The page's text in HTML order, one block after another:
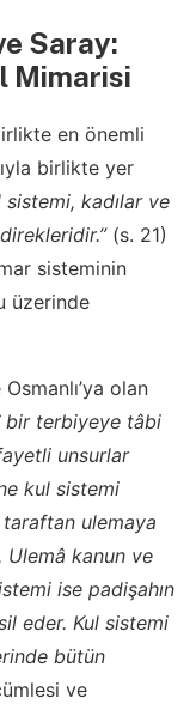
Saray:
Mimarisi
en önemli
birlikte yer
kadılar ve
(s. 21)
sisteminin
üzerinde
olan
bir terbiyeye tâbi
unsurlar
kul sistemi
ulemaya
Ulemâ kanun ve
ise padişahın
eder. Kul sistemi
bütün
ve